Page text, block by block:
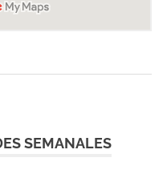
SEMANALES